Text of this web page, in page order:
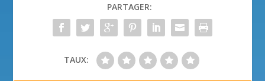
PARTAGER:
TAUX: